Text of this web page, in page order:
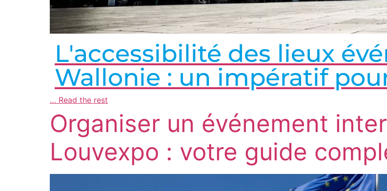
L'accessibilité des lieux
Wallonie : un impératif
… Read the rest
Organiser un événement
Louvexpo : votre guide